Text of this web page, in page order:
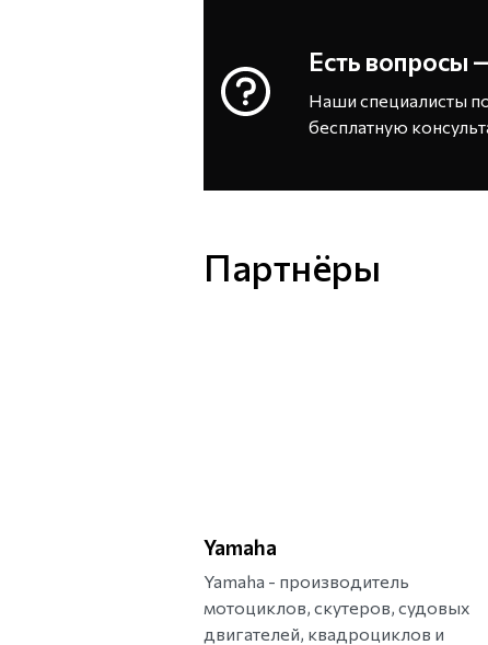
Есть вопросы
Наши специалисты
бесплатную
Партнёры
Yamaha
Yamaha - производитель
мотоциклов, скутеров, судовых
двигателей, квадроциклов и